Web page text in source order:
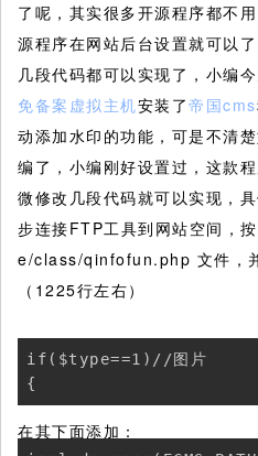
了呢，其实很多开源程序都不
源程序在网站后台设置就可以
几段代码都可以实现了，小编
免备案虚拟主机安装了帝国cms
动添加水印的功能，可是不清
编了，小编刚好设置过，这款
微修改几段代码就可以实现，具
步连接FTP工具到网站空间，
e/class/qinfofun.php 文件，
（1225行左右）
if($type==1)//图片
{
在其下面添加：